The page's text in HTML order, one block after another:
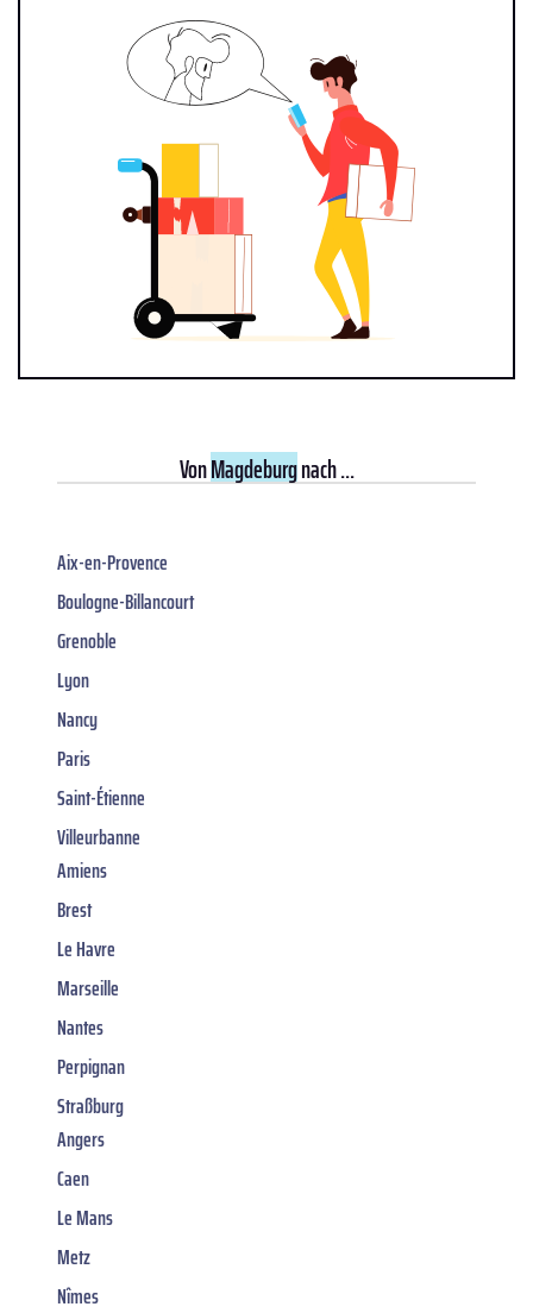
VonMagdeburgnach ...
Aix-en-Provence
Boulogne-Billancourt
Grenoble
Lyon
Nancy
Paris
Saint-Étienne
Villeurbanne
Amiens
Brest
Le Havre
Marseille
Nantes
Perpignan
Straßburg
Angers
Caen
Le Mans
Metz
Nîmes